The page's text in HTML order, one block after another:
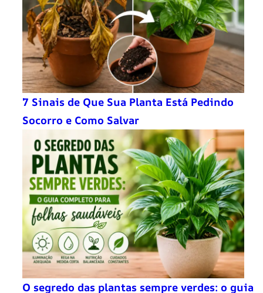
7 Sinais de Que Sua Planta Está Pedindo
Socorro e Como Salvar
O segredo das plantas sempre verdes: o guia